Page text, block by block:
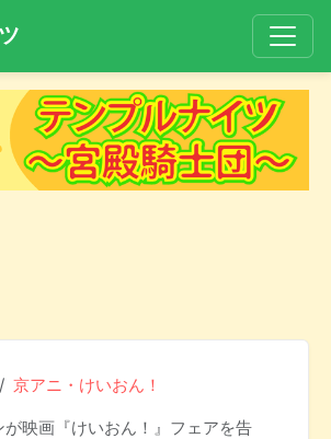
京アニ・けいおん！
が映画『けいおん！』フェアを告